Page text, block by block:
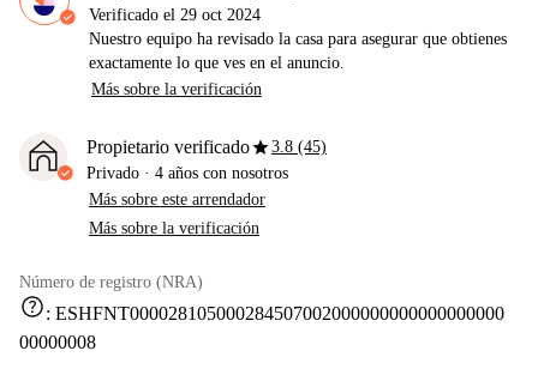
Verificado el 29 oct 2024
Nuestro equipo ha revisado la casa para asegurar que obtienes
exactamente lo que ves en el anuncio.
Más sobre la verificación
Propietario verificadostar3.8 (45)
Privado · 4 años con nosotros
Más sobre este arrendador
Más sobre la verificación
Número de registro (NRA)
help: ESHFNT000028105000284507002000000000000000000
00000008